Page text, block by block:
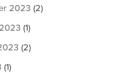
2023 (2)
(1)
(2)
(1)